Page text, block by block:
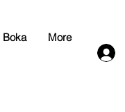
Boka More